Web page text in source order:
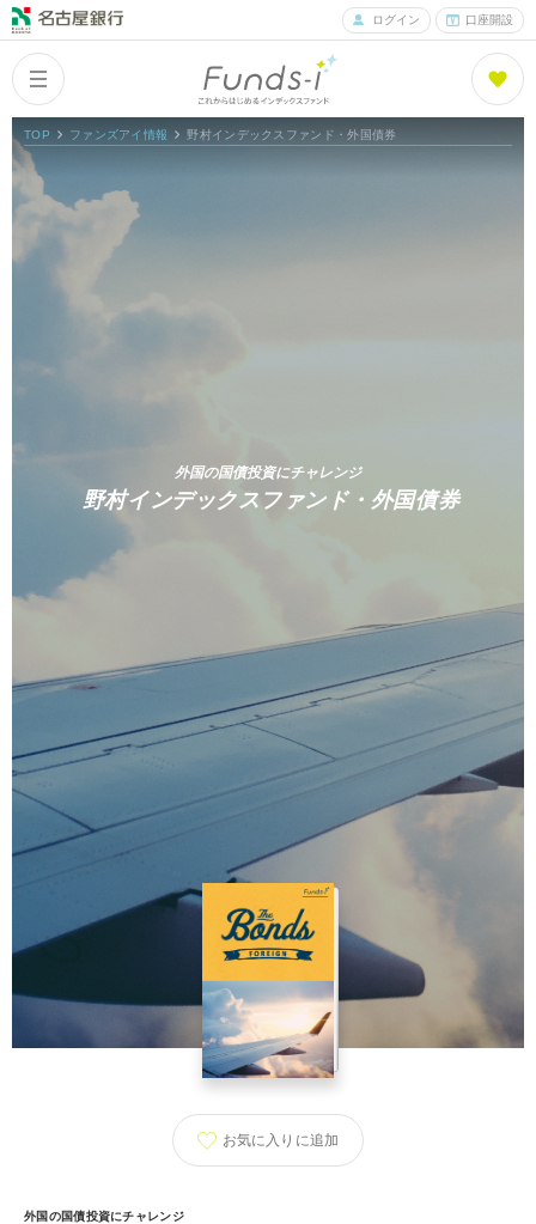
ログイン 口座開設
Columns
Fund Ranking
ファンズアイランキング
ファンズアイ情報
Simulation
つみたてシミュレーション
Assist
投信アシスト
よくあるご質問
外国の国債投資にチャレンジ
野村インデックスファンド・外国債券
TOP ファンズアイ情報 野村インデックスファンド・外国債券
お気に入り に追加
外国の国債投資にチャレンジ